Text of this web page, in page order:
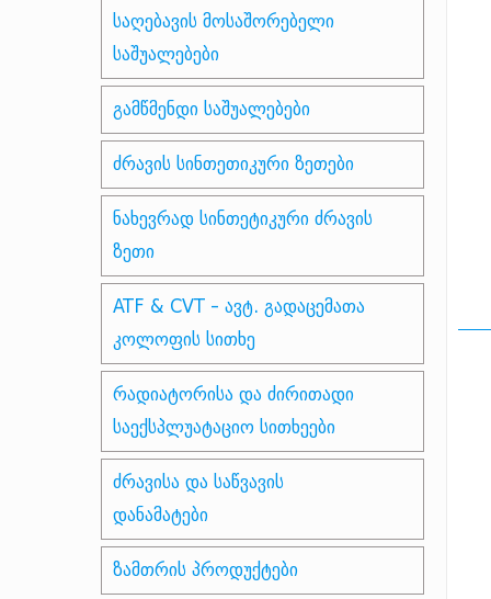
საღებავის მოსაშორებელი
საშუალებები
გამწმენდი საშუალებები
ძრავის სინთეთიკური ზეთები
ნახევრად სინთეტიკური ძრავის
ზეთი
ATF & CVT - ავტ. გადაცემათა
კოლოფის სითხე
რადიატორისა და ძირითადი
საექსპლუატაციო სითხეები
ძრავისა და საწვავის
დანამატები
ზამთრის პროდუქტები